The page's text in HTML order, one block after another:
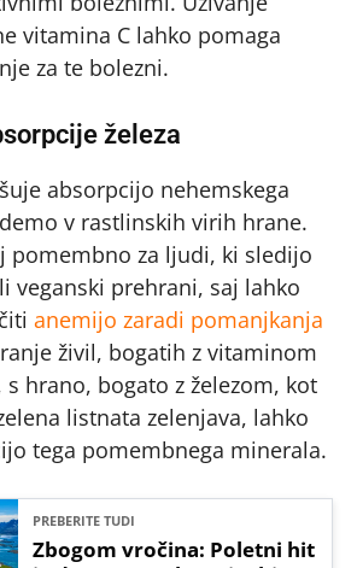
vitamina C lahko pomaga
za te bolezni.
železa
absorpcijo nehemskega
v rastlinskih virih hrane.
pomembno za ljudi, ki sledijo
veganski prehrani, saj lahko
anemijo zaradi pomanjkanja
živil, bogatih z vitaminom
s hrano, bogato z železom, kot
listnata zelenjava, lahko
tega pomembnega minerala.
PREBERITE TUDI
Zbogom vročina: Poletni hit